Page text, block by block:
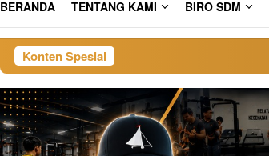
BERANDA TENTANG KAMI BIRO SDM
Konten Spesial